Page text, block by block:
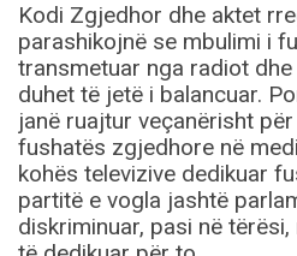
Kodi Zgjedhor dhe aktet
parashikojnë se mbulimi i
transmetuar nga radiot
duhet të jetë i balancuar.
janë ruajtur veçanërisht
fushatës zgjedhore në
kohës televizive dedikuar
partitë e vogla jashtë
diskriminuar, pasi në